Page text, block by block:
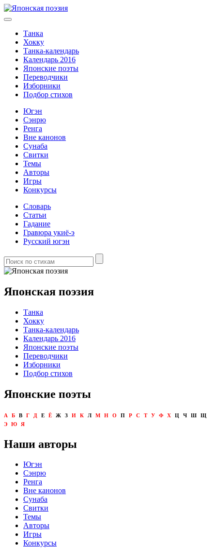
Танка
Хокку
Танка-календарь
Календарь 2016
Японские поэты
Переводчики
Изборники
Подбор стихов
Югэн
Сэнрю
Ренга
Вне канонов
Сунаба
Свитки
Темы
Авторы
Игры
Конкурсы
Словарь
Статьи
Гадание
Гравюра укиё-э
Русский югэн
Японская поэзия
Танка
Хокку
Танка-календарь
Календарь 2016
Японские поэты
Переводчики
Изборники
Подбор стихов
Японские поэты
А Б В Г Д Е Ё Ж З И К Л М Н О П Р С Т У Ф Х Ц Ч Ш
Щ
Э
Ю Я
Наши авторы
Югэн
Сэнрю
Ренга
Вне канонов
Сунаба
Свитки
Темы
Авторы
Игры
Конкурсы